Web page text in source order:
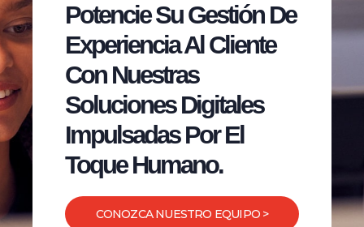
Potencie Su Gestión De
Experiencia Al Cliente
Con Nuestras
Soluciones Digitales
Impulsadas Por El
Toque Humano.
CONOZCA NUESTRO EQUIPO >